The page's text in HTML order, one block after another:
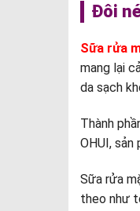
Đôi
Sữa rửa
mang lại
da sạch
Thành
OHUI,
Sữa rửa
theo như